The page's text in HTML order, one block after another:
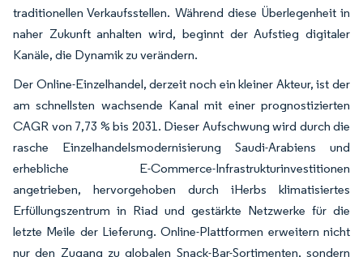
traditionellen Verkaufsstellen. Während diese Überlegenheit in
naher Zukunft anhalten wird, beginnt der Aufstieg digitaler
Kanäle, die Dynamik zu verändern.
Der Online-Einzelhandel, derzeit noch ein kleiner Akteur, ist der
am schnellsten wachsende Kanal mit einer prognostizierten
CAGR von 7,73 % bis 2031. Dieser Aufschwung wird durch die
rasche Einzelhandelsmodernisierung Saudi-Arabiens und
erhebliche E-Commerce-Infrastrukturinvestitionen
angetrieben, hervorgehoben durch iHerbs klimatisiertes
Erfüllungszentrum in Riad und gestärkte Netzwerke für die
letzte Meile der Lieferung. Online-Plattformen erweitern nicht
nur den Zugang zu globalen Snack-Bar-Sortimenten, sondern